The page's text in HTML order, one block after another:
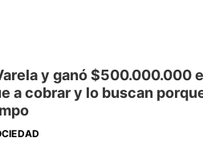
y ganó $500.000.000
a cobrar y lo buscan